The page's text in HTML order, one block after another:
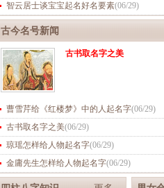
智云居士谈宝宝起名好名要素(06/29)
古今名号新闻
古书取名字之美
曹雪芹给《红楼梦》中的人起名字(06/29)
古书取名字之美(06/29)
琼瑶怎样给人物起名字(06/29)
金庸先生怎样给人物起名字(06/29)